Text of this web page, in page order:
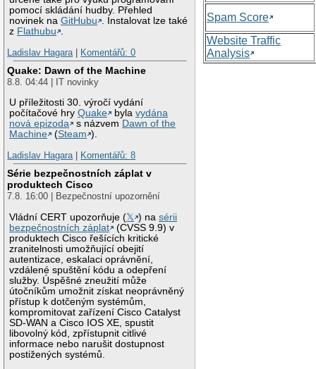
pomocí skládání hudby. Přehled
novinek naGitHubu . Instalovat lze také
z Flathubu .
Ladislav Hagara
Komentářů: 0
Quake: Dawn of the Machine
8.8. 04:44 | IT novinky
U příležitosti 30. výročí vydání
počítačové hryQuake bylavydána
nová epizoda
s názvem Dawn of the
Machine
(Steam ).
Ladislav Hagara
Komentářů: 8
Série bezpečnostních záplat v
produktech Cisco
7.8. 16:00 | Bezpečnostní upozornění
Vládní CERT upozorňuje (𝕏 ) nasérii
bezpečnostních záplat
(CVSS 9.9) v
produktech Cisco řešících kritické
zranitelnosti umožňující obejití
autentizace, eskalaci oprávnění,
vzdálené spuštění kódu a odepření
služby. Úspěšné zneužití může
útočníkům umožnit získat neoprávněný
přístup k dotčeným systémům,
kompromitovat zařízení Cisco Catalyst
SD-WAN a Cisco IOS XE, spustit
libovolný kód, zpřístupnit citlivé
informace nebo narušit dostupnost
postižených systémů.
Spam Score
Website Traffic
Analysis